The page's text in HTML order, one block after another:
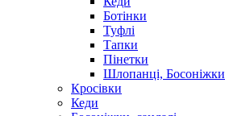
Ботінки
Туфлі
Тапки
Пінетки
Шлопанці, Босоніжки
Кросівки
Кеди